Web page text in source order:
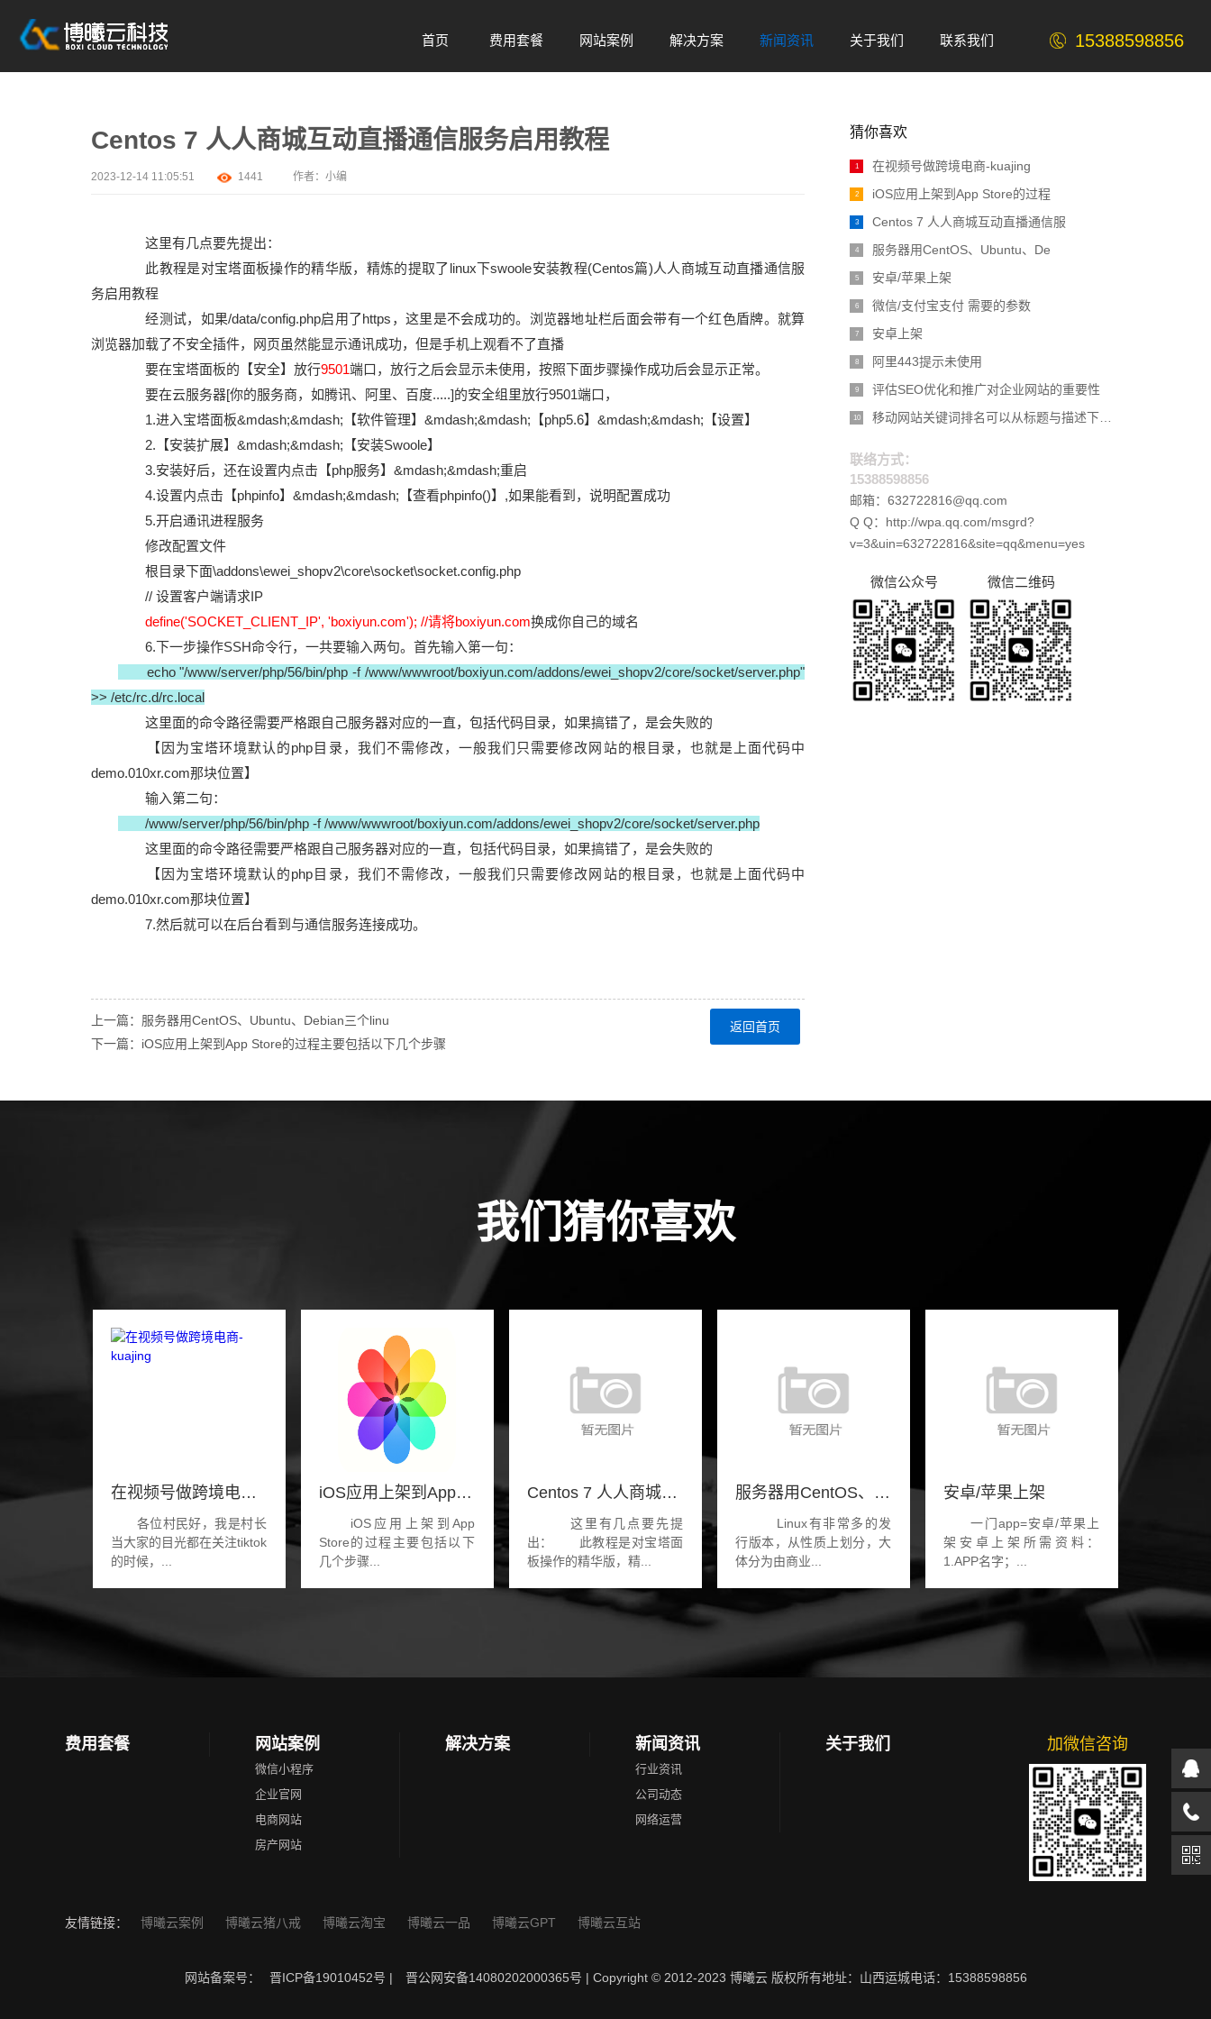
15388598856
首页
费用套餐
网站案例
解决方案
新闻资讯
关于我们
联系我们
Centos 7 人人商城互动直播通信服务启用教程
2023-12-14 11:05:51 1441 作者：小编
这里有几点要先提出：
此教程是对宝塔面板操作的精华版，精炼的提取了linux下swoole安装教程(Centos篇)人人商城互动直播通信服
务启用教程
经测试，如果/data/config.php启用了https，这里是不会成功的。浏览器地址栏后面会带有一个红色盾牌。就算
浏览器加载了不安全插件，网页虽然能显示通讯成功，但是手机上观看不了直播
要在宝塔面板的【安全】放行9501端口，放行之后会显示未使用，按照下面步骤操作成功后会显示正常。
要在云服务器[你的服务商，如腾讯、阿里、百度.....]的安全组里放行9501端口，
1.进入宝塔面板&mdash;&mdash;【软件管理】&mdash;&mdash;【php5.6】&mdash;&mdash;【设置】
2.【安装扩展】&mdash;&mdash;【安装Swoole】
3.安装好后，还在设置内点击【php服务】&mdash;&mdash;重启
4.设置内点击【phpinfo】&mdash;&mdash;【查看phpinfo()】,如果能看到，说明配置成功
5.开启通讯进程服务
修改配置文件
根目录下面\addons\ewei_shopv2\core\socket\socket.config.php
// 设置客户端请求IP
define('SOCKET_CLIENT_IP', 'boxiyun.com'); //请将boxiyun.com换成你自己的域名
6.下一步操作SSH命令行，一共要输入两句。首先输入第一句：
echo "/www/server/php/56/bin/php -f /www/wwwroot/boxiyun.com/addons/ewei_shopv2/core/socket/server.php"
>> /etc/rc.d/rc.local
这里面的命令路径需要严格跟自己服务器对应的一直，包括代码目录，如果搞错了，是会失败的
【因为宝塔环境默认的php目录，我们不需修改，一般我们只需要修改网站的根目录，也就是上面代码中
demo.010xr.com那块位置】
输入第二句：
/www/server/php/56/bin/php -f /www/wwwroot/boxiyun.com/addons/ewei_shopv2/core/socket/server.php
这里面的命令路径需要严格跟自己服务器对应的一直，包括代码目录，如果搞错了，是会失败的
【因为宝塔环境默认的php目录，我们不需修改，一般我们只需要修改网站的根目录，也就是上面代码中
demo.010xr.com那块位置】
7.然后就可以在后台看到与通信服务连接成功。
返回首页
上一篇：服务器用CentOS、Ubuntu、Debian三个linu
下一篇：iOS应用上架到App Store的过程主要包括以下几个步骤
猜你喜欢
1 在视频号做跨境电商-kuajing
2 iOS应用上架到App Store的过程
3 Centos 7 人人商城互动直播通信服
4 服务器用CentOS、Ubuntu、De
5 安卓/苹果上架
6 微信/支付宝支付 需要的参数
7 安卓上架
8 阿里443提示未使用
9 评估SEO优化和推广对企业网站的重要性
10 移动网站关键词排名可以从标题与描述下功夫
联络方式：
15388598856
邮箱：632722816@qq.com
Q Q：http://wpa.qq.com/msgrd?
v=3&uin=632722816&site=qq&menu=yes
微信公众号 微信二维码
我们猜你喜欢
在视频号做跨境电商-kuajing
各位村民好，我是村长
当大家的目光都在关注tiktok
的时候，...
iOS应用上架到App Store的过程
iOS应用上架到App
Store的过程主要包括以下
几个步骤...
Centos 7 人人商城互动直播通信服
这里有几点要先提
出： 此教程是对宝塔面
板操作的精华版，精...
服务器用CentOS、Ubuntu、De
Linux有非常多的发
行版本，从性质上划分，大
体分为由商业...
安卓/苹果上架
一门app=安卓/苹果上
架安卓上架所需资料：
1.APP名字；...
费用套餐 网站案例
微信小程序
企业官网
电商网站
房产网站
解决方案 新闻资讯
行业资讯
公司动态
网络运营
关于我们 加微信咨询
友情链接： 博曦云案例 博曦云猪八戒 博曦云淘宝 博曦云一品 博曦云GPT 博曦云互站
网站备案号： 晋ICP备19010452号 | 晋公网安备14080202000365号 | Copyright © 2012-2023 博曦云 版权所有地址：山西运城电话：15388598856